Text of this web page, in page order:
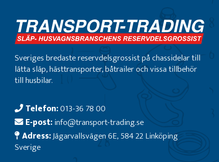
Sveriges bredaste reservdelsgrossist på chassidelar till
lätta släp, hästtransporter, båtrailer och vissa tillbehör
till husbilar.
Telefon:013-36 78 00
E-post:info@transport-trading.se
Adress:Jägarvallsvägen 6E, 584 22 Linköping
Sverige